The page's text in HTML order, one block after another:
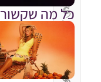
כל מה שקשור